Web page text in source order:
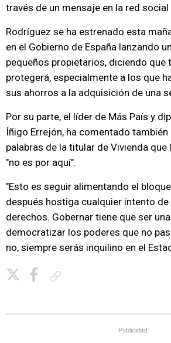
través de un mensaje en la red social
Rodríguez se ha estrenado esta
en el Gobierno de España lanzando
pequeños propietarios, diciendo que
protegerá, especialmente a los que
sus ahorros a la adquisición de una
Por su parte, el líder de Más País y
Íñigo Errejón, ha comentado
palabras de la titular de Vivienda que
"no es por aquí".
"Esto es seguir alimentando el
después hostiga cualquier intento de
derechos. Gobernar tiene que ser
democratizar los poderes que no
no, siempre serás inquilino en el
Publicidad